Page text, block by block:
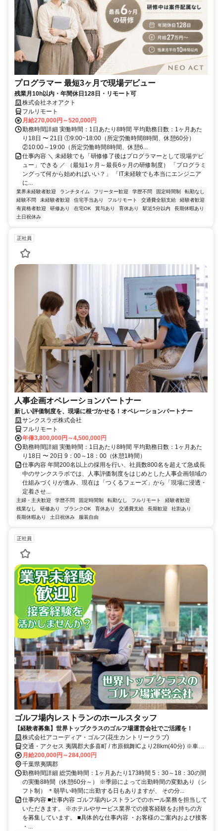
プログラマー 最短3ヶ月で現場デビュー
残業月10h以内・年間休日128日・リモート可
株式会社ネオアクト
フルリモート
月給270,000円～520,000円
勤務時間詳細 実働時間：1日あたり8時間 平均勤務日数：1ヶ月あた
り18日 〜 21日 ①9:00~18:00（所定労働時間8時間、休憩60分）
②10:00～19:00（所定労働時間8時間、休憩6...
仕事内容 ＼ 未経験でも「研修修了後はプログラマーとして現場デビ
ュー」できる ／ （最短1ヶ月～最長6ヶ月の研修制度） 「プログラミ
ングって何から始めればいい？」 「IT未経験でも本当にエンジニア
に...
業界未経験者歓迎 ランチタイム フリーター歓迎 学歴不問 固定時間制
転勤なし
経験不問
未経験者歓迎 住宅手当あり フルリモート 交通費全額支給
経験者歓迎
有資格者歓迎
研修あり 在宅OK 賞与あり 育休あり 駅近5分以内
長期休暇あり
土日祝休み
正社員
人事企画オペレーションパートナー
新しい評価制度を、現場に根づかせる！オペレーションパートナー
サンクスラボ株式会社
フルリモート
年俸3,800,000円～4,500,000円
勤務時間詳細 実働時間：1日あたり8時間 平均勤務日数：1ヶ月あた
り18日 〜 20日 9：00～18：00（休憩1時間）
仕事内容 年間200名以上の採用を行い、社員数800名を超えて急成長
中のサンクスラボでは、人事評価制度をはじめとした人事企画領域の
仕組みづくりが進み、現在は「つくるフェーズ」から「現場に浸透・
定着させ...
主婦・主夫歓迎 学歴不問 固定時間制 転勤なし フルリモート
経験者歓迎
残業なし
研修あり ブランクOK 育休あり 交通費支給 長期歓迎
社割あり
長期休暇あり
土日祝休み 服装自由
正社員
ゴルフ場内レストランのホールスタッフ
【経験者募集】世界トップクラスのゴルフ場運営会社でご活躍を！
株式会社アコーディア・ゴルフ(花生カントリークラブ)
交通・アクセス 夷隅郡大多喜町 / 市原鶴舞ICより28km(40分) ※車・
バイク通勤OK
月給200,000円～284,000円
千葉県夷隅郡
勤務時間詳細 総労働時間：1ヶ月あたり173時間 5：30～18：30の間
の実働8時間（休憩60分～） ※季節によって出勤時間の変動あり（シ
フト制） ＊朝早い時間に出勤する日もありますが、 その分...
仕事内容 ■仕事内容 ゴルフ場内レストランでのホール業務を担当して
いただきます。 ※ホテルやサービス業界での接客経験をお持ちの方
を募集しています。 ■具体的な仕事内容 ・お客様のご案内および接客
・...